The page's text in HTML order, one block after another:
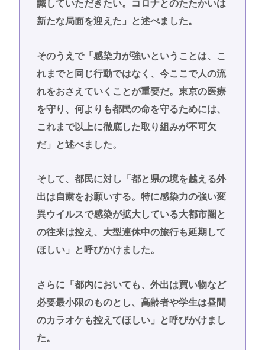
識していただきたい。コロナとのたたかいは
新たな局面を迎えた」と述べました。
そのうえで「感染力が強いということは、こ
れまでと同じ行動ではなく、今ここで人の流
れをおさえていくことが重要だ。東京の医療
を守り、何よりも都民の命を守るためには、
これまで以上に徹底した取り組みが不可欠
だ」と述べました。
そして、都民に対し「都と県の境を越える外
出は自粛をお願いする。特に感染力の強い変
異ウイルスで感染が拡大している大都市圏と
の往来は控え、大型連休中の旅行も延期して
ほしい」と呼びかけました。
さらに「都内においても、外出は買い物など
必要最小限のものとし、高齢者や学生は昼間
のカラオケも控えてほしい」と呼びかけまし
た。